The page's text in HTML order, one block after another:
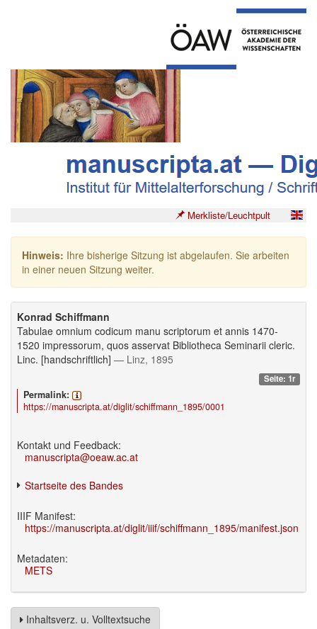
Merkliste/Leuchtpult
Hinweis: Ihre bisherige Sitzung ist abgelaufen. Sie arbeiten
in einer neuen Sitzung weiter.
Konrad Schiffmann
Tabulae omnium codicum manu scriptorum et annis 1470-
1520 impressorum, quos asservat Bibliotheca Seminarii cleric.
Linc. [handschriftlich] — Linz, 1895
Seite: 1r
Permalink:
https://manuscripta.at/diglit/schiffmann_1895/0001
Kontakt und Feedback:
manuscripta@oeaw.ac.at
Startseite des Bandes
IIIF Manifest:
https://manuscripta.at/diglit/iiif/schiffmann_1895/manifest.json
Metadaten:
METS
Inhaltsverz. u. Volltextsuche